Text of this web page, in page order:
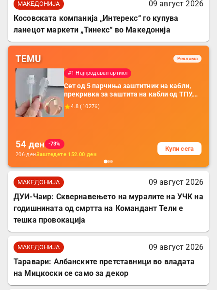
МАКЕДОНИЈА
09 август 2026
Косовската компанија „Интерекс“ го купува
ланецот маркети „Тинекс“ во Македонија
TEMU Реклама
#1 Најпродаван артикл
Сет од 5 парчиња заштитник на кабли,
прекривка за заштита на кабли од ТПУ,
додатоци за заштита на кабли, без
батерија, за мобилни телефони, комплет
4.8 (10276)
54 ден
-73%
206денЗаштедете 152.00 ден
Купи сега
МАКЕДОНИЈА
09 август 2026
ДУИ-Чаир: Сквернавењето на муралите на УЧК на
годишнината од смртта на Командант Тели е
тешка провокација
МАКЕДОНИЈА
09 август 2026
Таравари: Албанските претставници во владата
на Мицкоски се само за декор